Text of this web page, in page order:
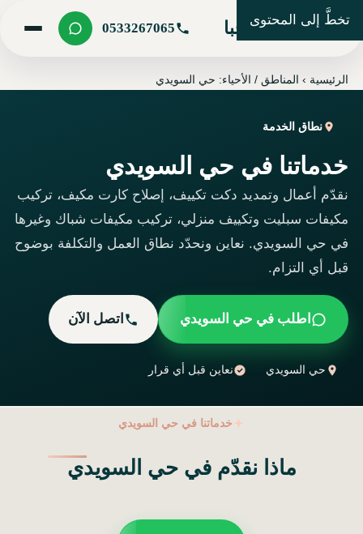
تخطَّ إلى المحتوى
شركة مرحبا 0533267065
الرئيسية ›المناطق / الأحياء: حي السويدي
نطاق الخدمة
خدماتنا في حي السويدي
نقدّم أعمال وتمديد دكت تكييف، إصلاح كارت مكيف، تركيب
مكيفات سبليت وتكييف منزلي، تركيب مكيفات شباك وغيرها
في حي السويدي. نعاين ونحدّد نطاق العمل والتكلفة بوضوح
قبل أي التزام.
اطلب في حي السويدي اتصل الآن
حي السويدي نعاين قبل أي قرار
خدماتنا في حي السويدي
ماذا نقدّم في حي السويدي